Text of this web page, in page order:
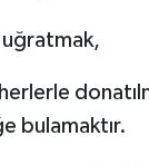
uğratmak,
bulamaktır.